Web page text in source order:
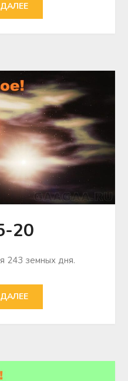
20
243 земных дня.